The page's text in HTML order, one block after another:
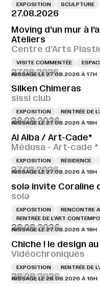
EXPOSITION SCULPTURE
27.08.2026
Moving d’un mur à
Ateliers
Centre d’Arts
VISITE COMMENTÉE
27.08.2026
LE 27.08.2026 À 17H
Silken Chimeras
sissi club
EXPOSITION RENTRÉE DE
28.08.2026
LE 27.08.2026 À 18H
Al Alba / Art-Cade*
Médusa - Art-cade *
EXPOSITION RÉSIDENCE
27.08.2026
LE 27.08.2026 À 18H
solə invite Coraline
solə
EXPOSITION RENCONTRE
RENTRÉE DE L'ART
28.08.2026
LE 27.08.2026 À 18H
Chiche ! le design au
Vidéochroniques
EXPOSITION RENTRÉE DE
28.08.2026
LE 28.08.2026 À 16H